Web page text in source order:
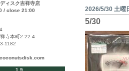
2026/5/30 土曜
5/30
ィスク吉祥寺店
/ close 21:00
寺本町2-22-4
1182
19